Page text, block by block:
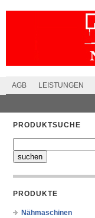
AGB LEISTUNGEN
PRODUKTSUCHE
PRODUKTE
Nähmaschinen